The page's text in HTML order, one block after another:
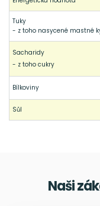
Tuky
- z toho nasycené mastné
Sacharidy
- z toho cukry
Bílkoviny
Sůl
Naši